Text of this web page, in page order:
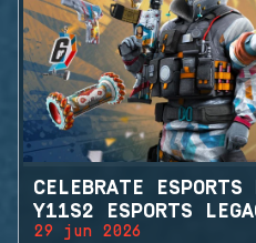
CELEBRATE
Y11S2 ESPORTS
29 jun 2026